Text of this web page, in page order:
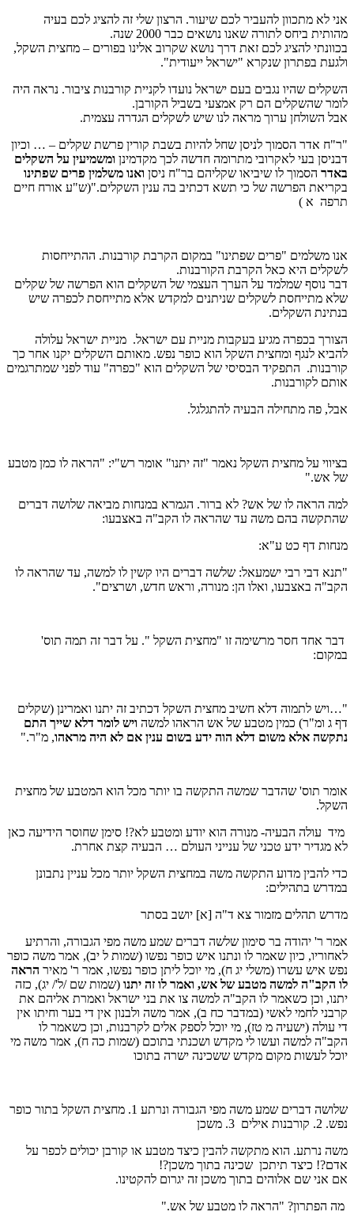
אני לא מתכוון להעביר לכם שיעור. הרצון שלי זה להציג לכם בעיה
מהותית ביחס לתורה שאנו נושאים כבר 2000 שנה.
בכוונתי להציג לכם זאת דרך נושא שקרוב אלינו בפורים – מחצית השקל,
ולגעת בפתרון שנקרא "ישראל ייעודית".
השקלים שהיו נגבים בעם ישראל נועדו לקניית קורבנות ציבור. נראה היה
לומר שהשקלים הם רק אמצעי בשביל הקורבן.
אבל השולחן ערוך מראה לנו שיש לשקלים הגדרה עצמית.
"ר"ח אדר הסמוך לניסן שחל להיות בשבת קורין פרשת שקלים – … וכיון
דבניסן בעי לאקרובי מתרומה חדשה לכך מקדמינן ומשמיעין על השקלים
באדר הסמוך לו שיביאו שקליהם בר"ח ניסן ואנו משלמין פרים שפתינו
בקריאת הפרשה של כי תשא דכתיב בה ענין השקלים."(ש"ע אורח חיים
תרפה א )
אנו משלמים "פרים שפתינו" במקום הקרבת קורבנות. ההתייחסות
לשקלים היא כאל הקרבת הקורבנות.
דבר נוסף שמלמד על הערך העצמי של השקלים הוא הפרשה של שקלים
שלא מתייחסת לשקלים שניתנים למקדש אלא מתייחסת לכפרה שיש
בנתינת השקלים.
הצורך בכפרה מגיע בעקבות מניית עם ישראל. מניית ישראל עלולה
להביא לנגף ומחצית השקל הוא כופר נפש. מאותם השקלים יקנו אחר כך
קורבנות. התפקיד הבסיסי של השקלים הוא "כפרה" עוד לפני שמתרגמים
אותם לקורבנות.
אבל, פה מתחילה הבעיה להתגלגל.
בציווי על מחצית השקל נאמר "זה יתנו" אומר רש"י: "הראה לו כמן מטבע
של אש."
למה הראה לו של אש? לא ברור. הגמרא במנחות מביאה שלושה דברים
שהתקשה בהם משה עד שהראה לו הקב"ה באצבעו:
מנחות דף כט ע"א:
"תנא דבי רבי ישמעאל: שלשה דברים היו קשין לו למשה, עד שהראה לו
הקב"ה באצבעו, ואלו הן: מנורה, וראש חדש, ושרצים".
דבר אחד חסר מרשימה זו "מחצית השקל ". על דבר זה תמה תוס'
במקום:
"…ויש לתמוה דלא חשיב מחצית השקל דכתיב זה יתנו ואמרינן (שקלים
דף ג ומ"ר) כמין מטבע של אש הראהו למשה ויש לומר דלא שייך התם
נתקשה אלא משום דלא הוה ידע בשום ענין אם לא היה מראהו, מ"ר."
אומר תוס' שהדבר שמשה התקשה בו יותר מכל הוא המטבע של מחצית
השקל.
מיד עולה הבעיה- מנורה הוא יודע ומטבע לא?! סימן שחוסר הידיעה כאן
לא מגדיר ידע טכני של ענייני העולם … הבעיה קצת אחרת.
כדי להבין מדוע התקשה משה במחצית השקל יותר מכל עניין נתבונן
במדרש בתהילים:
מדרש תהלים מזמור צא ד"ה [א] יושב בסתר
אמר ר' יהודה בר סימון שלשה דברים שמע משה מפי הגבורה, והרתיע
לאחוריו, כיון שאמר לו ונתנו איש כופר נפשו (שמות ל יב), אמר משה כופר
נפש איש עשרו (משלי יג ח), מי יוכל ליתן כופר נפשו, אמר ר' מאיר הראה
לו הקב"ה למשה מטבע של אש, ואמר לו זה יתנו (שמות שם /ל'/ יג), כזה
יתנו, וכן כשאמר לו הקב"ה למשה צו את בני ישראל ואמרת אליהם את
קרבני לחמי לאשי (במדבר כח ב), אמר משה ולבנון אין די בער וחיתו אין
די עולה (ישעיה מ טז), מי יוכל לספק אלים לקרבנות, וכן כשאמר לו
הקב"ה למשה ועשו לי מקדש ושכנתי בתוכם (שמות כה ח), אמר משה מי
יוכל לעשות מקום מקדש ששכינה ישרה בתוכו
שלושה דברים שמע משה מפי הגבורה ונרתע 1. מחצית השקל בתור כופר
נפש. 2. קורבנות אילים 3. משכן
משה נרתע. הוא מתקשה להבין כיצד מטבע או קורבן יכולים לכפר על
אדם?! כיצד תיתכן שכינה בתוך משכן?!
אם אני שם אלוהים בתוך משכן זה יגרום להקטינו.
מה הפתרון? "הראה לו מטבע של אש."